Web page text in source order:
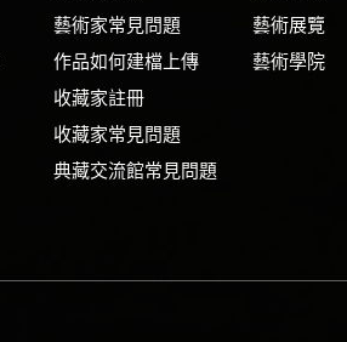
藝術家常見問題
作品如何建檔上傳
收藏家註冊
收藏家常見問題
典藏交流館常見問題
藝術展覽
藝術學院